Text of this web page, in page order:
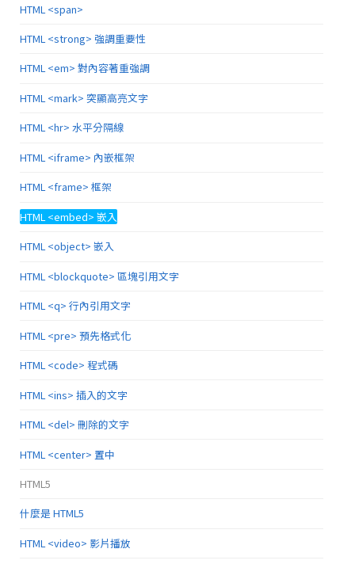
HTML <span>
HTML <strong> 強調重要性
HTML <em> 對內容著重強調
HTML <mark> 突顯高亮文字
HTML <hr> 水平分隔線
HTML <iframe> 內嵌框架
HTML <frame> 框架
HTML <embed> 嵌入
HTML <object> 嵌入
HTML <blockquote> 區塊引用文字
HTML <q> 行內引用文字
HTML <pre> 預先格式化
HTML <code> 程式碼
HTML <ins> 插入的文字
HTML <del> 刪除的文字
HTML <center> 置中
HTML5
什麼是 HTML5
HTML <video> 影片播放